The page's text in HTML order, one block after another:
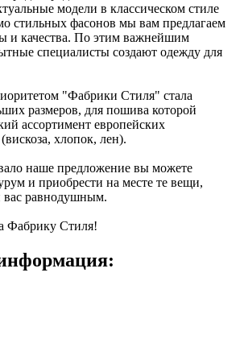
модели в классическом стиле
стильных фасонов мы вам предлагаем
и качества. По этим важнейшим
специалисты создают одежду для
"Фабрики Стиля" стала
размеров, для пошива которой
ассортимент европейских
хлопок, лен).
наше предложение вы можете
и приобрести на месте те вещи,
вас равнодушным.
Фабрику Стиля!